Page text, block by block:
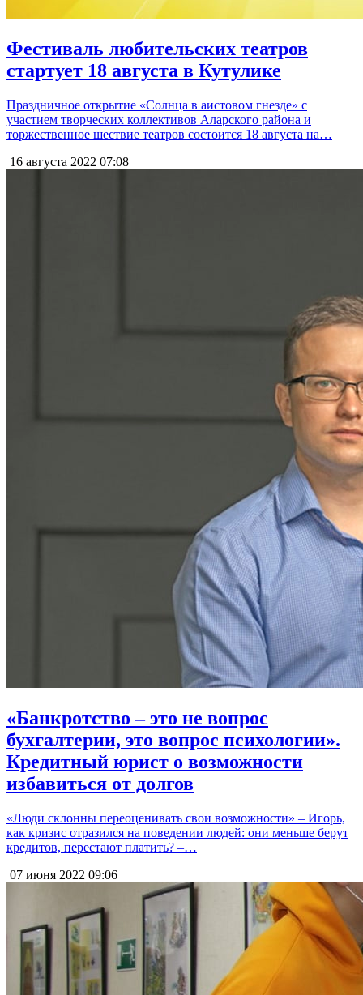
Фестиваль любительских театров
стартует 18 августа в Кутулике
Праздничное открытие «Солнца в аистовом гнезде» с
участием творческих коллективов Аларского района и
торжественное шествие театров состоится 18 августа на…
16 августа 2022 07:08
«Банкротство – это не вопрос
бухгалтерии, это вопрос психологии».
Кредитный юрист о возможности
избавиться от долгов
«Люди склонны переоценивать свои возможности» – Игорь,
как кризис отразился на поведении людей: они меньше берут
кредитов, перестают платить? –…
07 июня 2022 09:06